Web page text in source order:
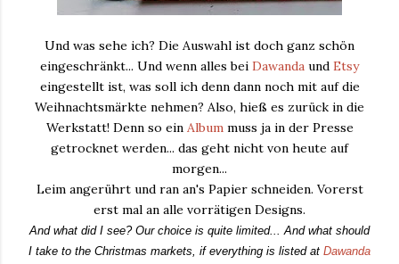
Und was sehe ich? Die Auswahl ist doch ganz schön
eingeschränkt... Und wenn alles bei Dawanda und Etsy
eingestellt ist, was soll ich denn dann noch mit auf die
Weihnachtsmärkte nehmen? Also, hieß es zurück in die
Werkstatt! Denn so ein Albummuss ja in der Presse
getrocknet werden... das geht nicht von heute auf
morgen...
Leim angerührt und ran an's Papier schneiden. Vorerst
erst mal an alle vorrätigen Designs.
And what did I see? Our choice is quite limited... And what should
I take to the Christmas markets, if everything is listed at Dawanda